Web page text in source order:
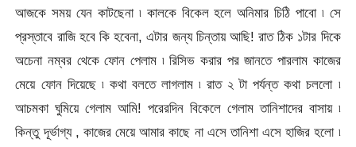
আজকে সময় যেন কাটছেনা ৷ কালকে বিকেল হলে অনিমার চিঠি পাবো ৷ সে
প্রস্তাবে রাজি হবে কি হবেনা, এটার জন্য চিন্তায় আছি! রাত ঠিক ১টার দিকে
অচেনা নম্বর থেকে ফোন পেলাম ৷ রিসিভ করার পর জানতে পারলাম কাজের
মেয়ে ফোন দিয়েছে ৷ কথা বলতে লাগলাম ৷ রাত ২ টা পর্যন্ত কথা চললো ৷
আচমকা ঘুমিয়ে গেলাম আমি! পরেরদিন বিকেলে গেলাম তানিশাদের বাসায় ৷
কিন্তু দূর্ভাগ্য , কাজের মেয়ে আমার কাছে না এসে তানিশা এসে হাজির হলো ৷